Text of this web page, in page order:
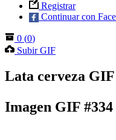
Registrar
Continuar con
0 (0)
Subir GIF
Lata cerveza
Imagen GIF #334